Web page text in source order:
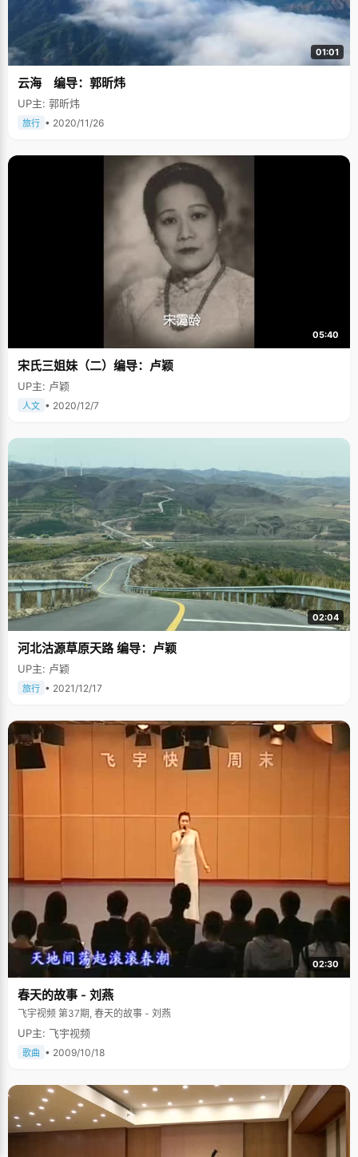
01:01
云海 编导：郭昕炜
UP主: 郭昕炜
旅行 • 2020/11/26
05:40
宋氏三姐妹（二）编导：卢颖
UP主: 卢颖
人文 • 2020/12/7
02:04
河北沽源草原天路 编导：卢颖
UP主: 卢颖
旅行 • 2021/12/17
02:30
春天的故事 - 刘燕
飞宇视频 第37期, 春天的故事 - 刘燕
UP主: 飞宇视频
歌曲 • 2009/10/18